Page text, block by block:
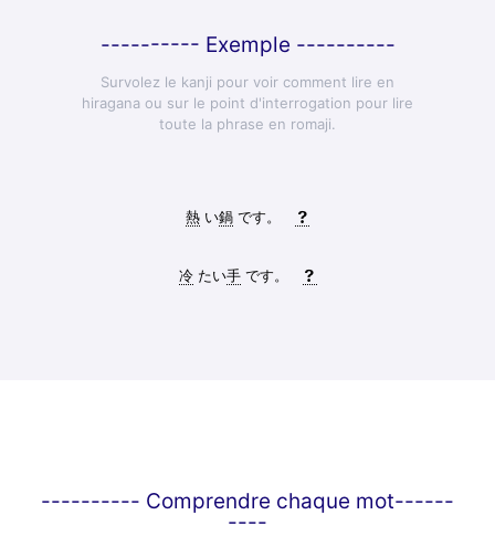
---------- Exemple ----------
Survolez le kanji pour voir comment lire en
hiragana ou sur le point d'interrogation pour lire
toute la phrase en romaji.
熱 い鍋 です。
冷たい手です。
---------- Comprendre chaque mot------
----